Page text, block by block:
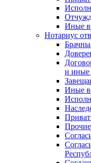
Иные
Нотариус
и иные
Иные